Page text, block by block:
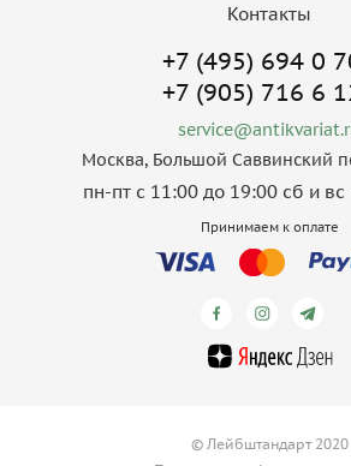
Контакты
+7 (495) 694 0
+7 (905) 716 6
Москва, Большой Саввинский
пн-пт с 11:00 до 19:00 сб и
Принимаем к оплате
© Лейбштандарт 2020